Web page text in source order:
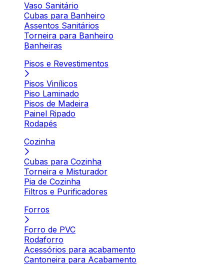
Vaso Sanitário
Cubas para Banheiro
Assentos Sanitários
Torneira para Banheiro
Banheiras
Pisos e Revestimentos
Pisos Vinílicos
Piso Laminado
Pisos de Madeira
Painel Ripado
Rodapés
Cozinha
Cubas para Cozinha
Torneira e Misturador
Pia de Cozinha
Filtros e Purificadores
Forros
Forro de PVC
Rodaforro
Acessórios para acabamento
Cantoneira para Acabamento